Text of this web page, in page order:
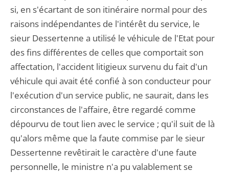
si, en s'écartant de son itinéraire normal pour des
raisons indépendantes de l'intérêt du service, le
sieur Dessertenne a utilisé le véhicule de l'Etat pour
des fins différentes de celles que comportait son
affectation, l'accident litigieux survenu du fait d'un
véhicule qui avait été confié à son conducteur pour
l'exécution d'un service public, ne saurait, dans les
circonstances de l'affaire, être regardé comme
dépourvu de tout lien avec le service ; qu'il suit de là
qu'alors même que la faute commise par le sieur
Dessertenne revêtirait le caractère d'une faute
personnelle, le ministre n'a pu valablement se